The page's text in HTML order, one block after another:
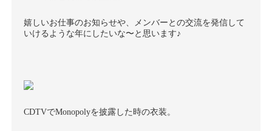
嬉しいお仕事のお知らせや、メンバーとの交流を発信して
いけるような年にしたいな〜と思います♪
CDTVでMonopolyを披露した時の衣装。